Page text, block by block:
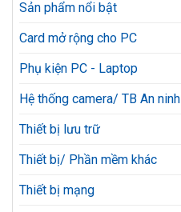
Sản phẩm nổi bật
Card mở rộng cho PC
Phụ kiện PC - Laptop
Hệ thống camera/ TB An ninh
Thiết bị lưu trữ
Thiết bị/ Phần mềm khác
Thiết bị mạng